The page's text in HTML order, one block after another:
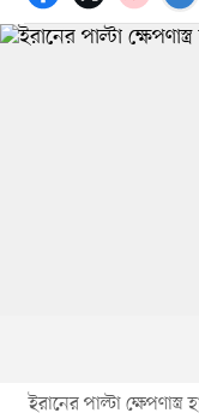
ইরানের পাল্টা